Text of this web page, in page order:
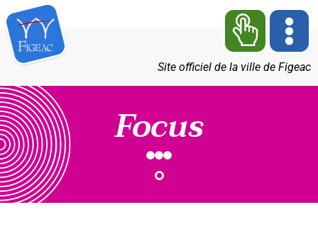
Site officiel de la ville de Figeac
Focus